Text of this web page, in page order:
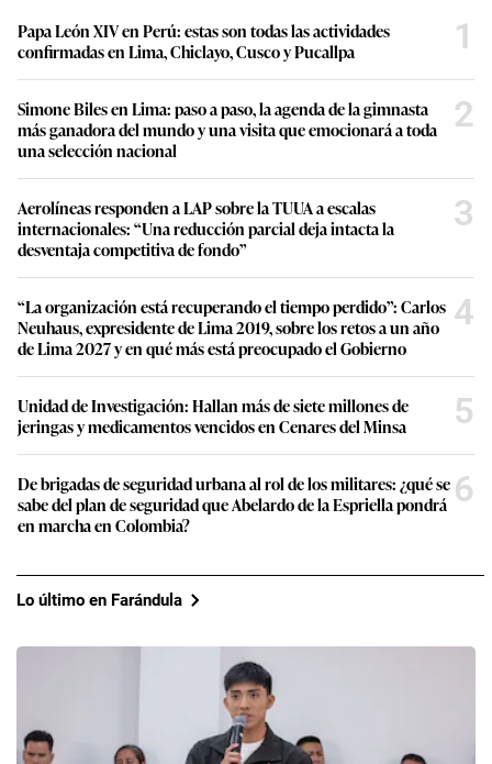
Papa León XIV en Perú: estas son todas las actividades
confirmadas en Lima, Chiclayo, Cusco y Pucallpa
1
Simone Biles en Lima: paso a paso, la agenda de la gimnasta
más ganadora del mundo y una visita que emocionará a toda
una selección nacional
2
Aerolíneas responden a LAP sobre la TUUA a escalas
internacionales: “Una reducción parcial deja intacta la
desventaja competitiva de fondo”
3
“La organización está recuperando el tiempo perdido”: Carlos
Neuhaus, expresidente de Lima 2019, sobre los retos a un año
de Lima 2027 y en qué más está preocupado el Gobierno
4
Unidad de Investigación: Hallan más de siete millones de
jeringas y medicamentos vencidos en Cenares del Minsa
5
De brigadas de seguridad urbana al rol de los militares: ¿qué se
sabe del plan de seguridad que Abelardo de la Espriella pondrá
en marcha en Colombia?
6
Lo último en Farándula